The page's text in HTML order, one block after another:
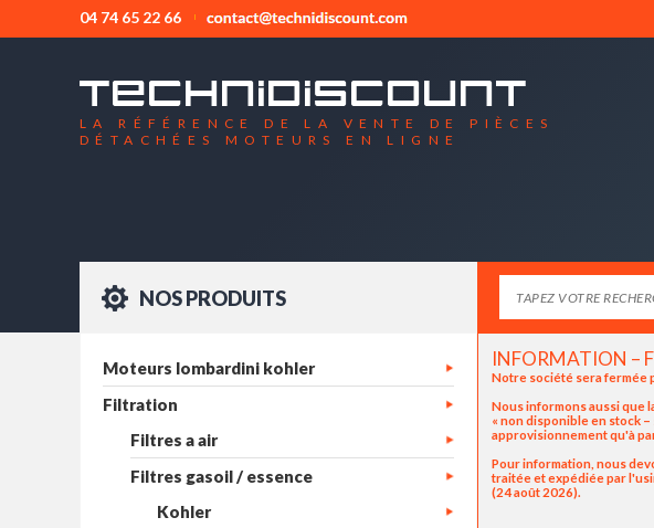
04 74 65 22 66
LA RÉFÉRENCE DE LA VENTE DE PIÈCES
DÉTACHÉES MOTEURS EN LIGNE
NOS PRODUITS
Moteurs lombardini kohler
Filtration
Filtres a air
Filtres gasoil / essence
Kohler
INFORMATION –
Notre société sera fermée
Nous informons aussi que
« non disponible en stock
approvisionnement qu'à
Pour information, nous
traitée et expédiée par
(24 août 2026).